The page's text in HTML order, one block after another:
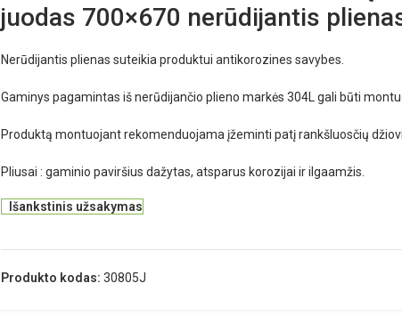
juodas 700×670 nerūdijantis
Nerūdijantis plienas suteikia produktui antikorozines savybes.
Gaminys pagamintas iš nerūdijančio plieno markės 304L gali būti
Produktą montuojant rekomenduojama įžeminti patį rankšluosčių
Pliusai : gaminio paviršius dažytas, atsparus korozijai ir ilgaamžis.
Išankstinis užsakymas
Produkto kodas:30805J